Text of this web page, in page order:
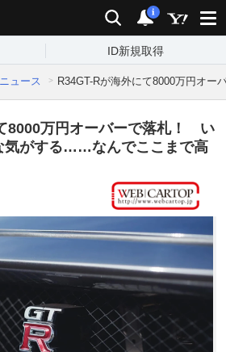
検索 通知
i
ID新規取得
ュース R34GT-Rが海外にて8000万円オ
8000万円オーバーで落札！ い
気がする……なんでここまで高